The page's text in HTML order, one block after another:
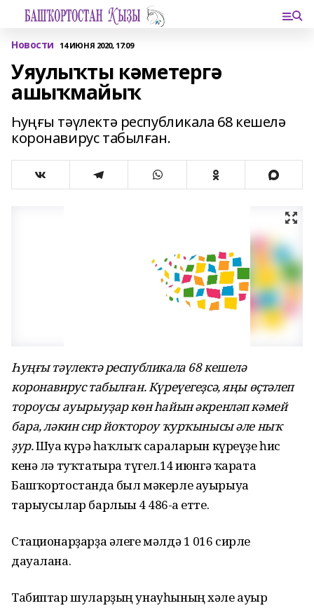
Новости 14 ИЮНЯ 2020, 17:09
Уяулыҡты кәметергә
ашыҡмайыҡ
Һуңғы тәүлектә республикала 68 кешелә
коронавирус табылған.
Һуңғы тәүлектә республикала 68 кешелә
коронавирус табылған. Күреүегеҙсә, яңы өҫтәлеп
тороусы ауырыуҙар көн һайын әкренләп кәмей
бара, ләкин сир йоҡтороу ҡурҡынысы әле ныҡ
ҙур.Шуға күрә һаҡлыҡ сараларын күреүҙе һис
кенә лә туҡтатырға түгел.14 июнгә ҡарата
Башҡортостанда был мәкерле ауырыуға
тарыусылар барлығы 4 486-ға етте.
Стационарҙарҙа әлеге мәлдә 1 016 сирле
дауалана.
Табиптар шуларҙың унауһының хәле ауыр